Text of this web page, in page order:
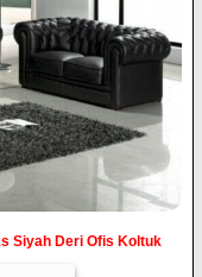
Siyah Deri Ofis Koltuk